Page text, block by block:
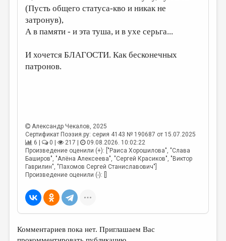
(Пусть общего статуса-кво и никак не
затронув),
А в памяти - и эта туша, и в ухе серьга...
И хочется БЛАГОСТИ. Как бесконечных
патронов.
Александр Чекалов, 2025
Сертификат Поэзия.ру: серия 4143 № 190687 от 15.07.2025
6 |
0 | 217 |
09.08.2026. 10:02:22
Произведение оценили (+): ["Раиса Хорошилова", "Слава
Баширов", "Алёна Алексеева", "Сергей Красиков", "Виктор
Гаврилин", "Пахомов Сергей Станиславович"]
Произведение оценили (-): []
Комментариев пока нет. Приглашаем Вас